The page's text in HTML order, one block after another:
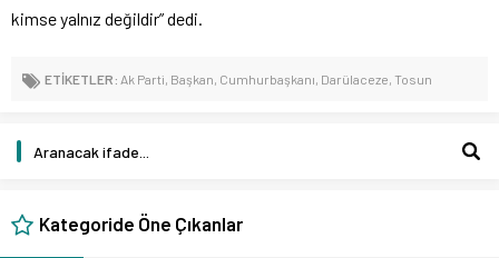
kimse yalnız değildir” dedi.
ETİKETLER: Ak Parti, Başkan, Cumhurbaşkanı, Darülaceze, Tosun
Kategoride Öne Çıkanlar